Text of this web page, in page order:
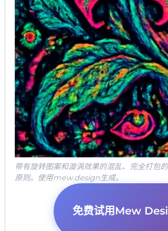
带有旋转图案和漩涡效果的混乱、完全打包
原则。使用mew.design生成。
免费试用Mew